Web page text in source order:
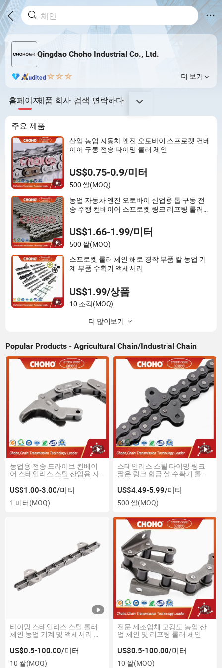
Qingdao Choho Industrial Co., Ltd.
더 보기
홈페이지제품 회사 검색 연락하다
주요 제품
산업 농업 자동차 엔진 오토바이 스프로켓 컨베
이어 구동 전송 타이밍 롤러 체인
US$0.75-0.9/미터
500 쌀(MOQ)
농업 자동차 엔진 오토바이 산업용 톱 구동 전
송 주행 컨베이어 스프로켓 링크 리프팅 롤러
US$1.66-1.99/미터
500 쌀(MOQ)
스프로켓 롤러 체인 해로 경작 부품 칼 농업 기
계 부품 수확기 액세서리
US$1.99/상품
10 조각(MOQ)
더 많이보기
Popular Products - Agricultural Chain/Industrial Chain
농업용 전송 드라이브 컨베이
어 스테인리스 스틸 산업용 자
동 엔진 오토바이 롤러 체인
US$1.00-3.00/미터
1 미터(MOQ)
스테인리스 스틸 타이밍 링크
짧은 링크 합금 쌀 수확기 롤러
체인
US$4.49-5.99/미터
500 쌀(MOQ)
타이밍 스테인리스 스틸 롤러
체인 농업 기계 및 액세서리 체
인
US$0.5-100.00/미터
10 쌀(MOQ)
전문 제조업체 고강도 농업 산
업 체인 및 리프팅 롤러 체인
US$0.5-100.00/미터
10 쌀(MOQ)